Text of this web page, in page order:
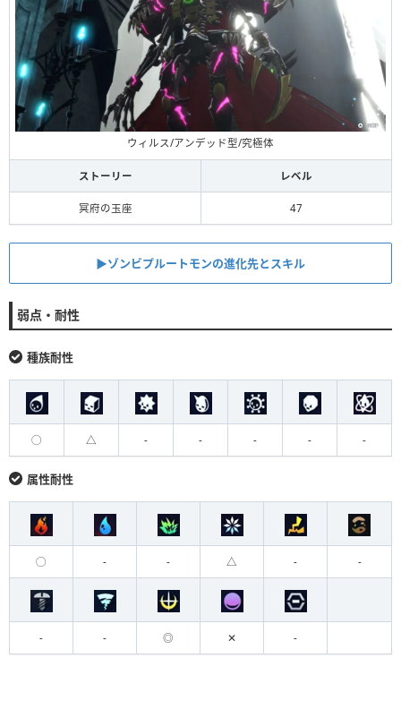
ウィルス/アンデッド型/究極体
ストーリー レベル
冥府の玉座 47
▶︎ゾンビプルートモンの進化先とスキル
弱点・耐性
種族耐性
◯ △ - - - - -
属性耐性
◯ - - △ - -
- - ◎ ✕ -